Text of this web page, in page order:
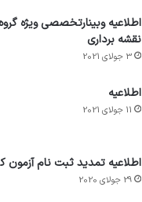
اطلاعیه وبینارتخصصی ویژه
نقشه برداری
3 جولای 2021
اطلاعیه
11 جولای 2021
اطلاعیه تمدید ثبت نام آزمون
29 جولای 2020